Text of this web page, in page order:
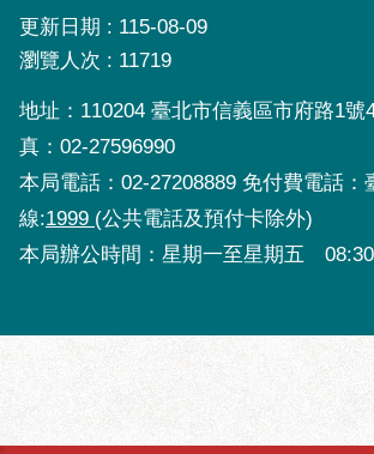
主
流
化
性
騷
擾
防
治
園
便
民
更新日期
115-08-09
瀏覽人次
11719
地址：110204 臺北市信義區市府路1號
真：02-27596990
本局電話：02-27208889 免付費電話：
線:1999 (公共電話及預付卡除外)
本局辦公時間：星期一至星期五